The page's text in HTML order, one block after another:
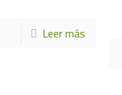
Leer más